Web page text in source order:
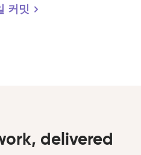
커밋
delivered